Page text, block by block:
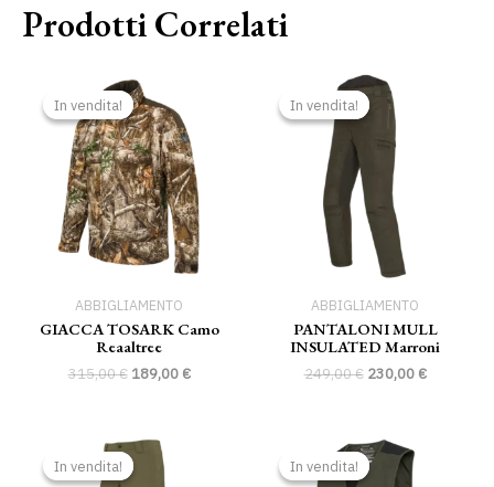
Prodotti Correlati
In vendita!
In vendita!
ABBIGLIAMENTO
GIACCA TOSARK Camo
Reaaltree
315,00€
Il
prezzo
originale
era:
315,00 €.
189,00 €
è:
189,00 €.
In vendita!
In vendita!
ABBIGLIAMENTO
PANTALONI MULL
INSULATED Marroni
249,00€
Il
prezzo
originale
249,00 €.
230,00 €
In vendita!
In vendita!
Il
prezzo
In vendita!
In vendita!
Il
prezzo
originale